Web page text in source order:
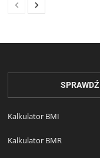
Kalkulator BMI
Kalkulator BMR